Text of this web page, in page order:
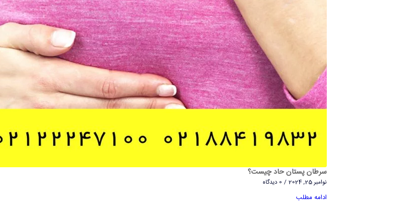
سرطان پستان حاد چیست؟
نوامبر 25, 2024 / 0 دیدگاه
ادامه مطلب